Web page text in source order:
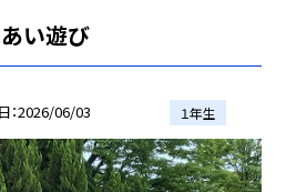
い遊び
2026/06/03 １年生